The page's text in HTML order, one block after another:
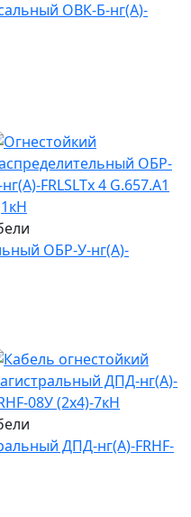
ОВК-Б-нг(А)-
ОБР-У-нг(А)-
ДПД-нг(А)-FRHF-